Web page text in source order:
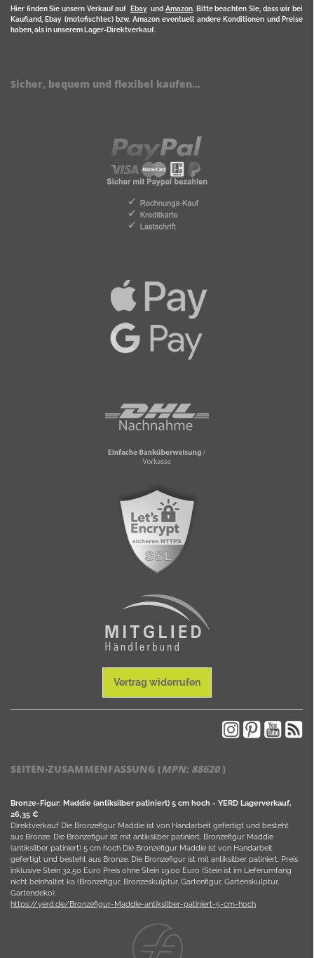
Hier finden Sie unsern Verkauf auf Ebayund Amazon. Bitte beachten Sie, dass wir bei
Kaufland, Ebay (motofischtec) bzw. Amazon eventuell andere Konditionen und Preise
haben, als in unserem Lager-Direktverkauf.
Sicher, bequem und flexibel kaufen...
Vertrag widerrufen
SEITEN-ZUSAMMENFASSUNG (MPN: 88620)
Bronze-Figur: Maddie (antiksilber patiniert) 5 cm hoch - YERD Lagerverkauf,
26,35 €
Direktverkauf Die Bronzefigur Maddie ist von Handarbeit gefertigt und besteht
aus Bronze. Die Bronzefigur ist mit antiksilber patiniert. Bronzefigur Maddie
(antiksilber patiniert) 5 cm hoch Die Bronzefigur Maddie ist von Handarbeit
gefertigt und besteht aus Bronze. Die Bronzefigur ist mit antiksilber patiniert. Preis
inklusive Stein 32,50 Euro Preis ohne Stein 19,00 Euro (Stein ist im Lieferumfang
nicht beinhaltet ka (Bronzefigur, Bronzeskulptur, Gartenfigur, Gartenskulptur,
Gartendeko).
https://yerd.de/Bronzefigur-Maddie-antiksilber-patiniert-5-cm-hoch